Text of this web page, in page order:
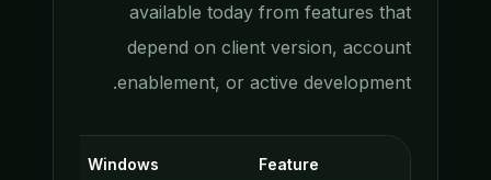
available today from features that
depend on client version, account
enablement, or active development.
Feature
Windows